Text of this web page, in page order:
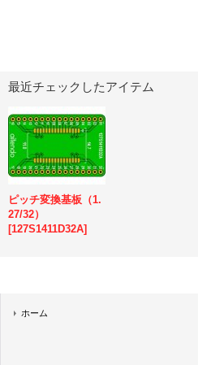
最近チェックしたアイテム
ピッチ変換基板（1.
27/32）
[127S1411D32A]
ホーム